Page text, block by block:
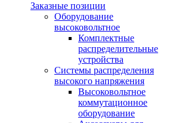
Заказные позиции
Оборудование
высоковольтное
Комплектные
распределительные
устройства
Системы распределения
высокого напряжения
Высоковольтное
коммутационное
оборудование